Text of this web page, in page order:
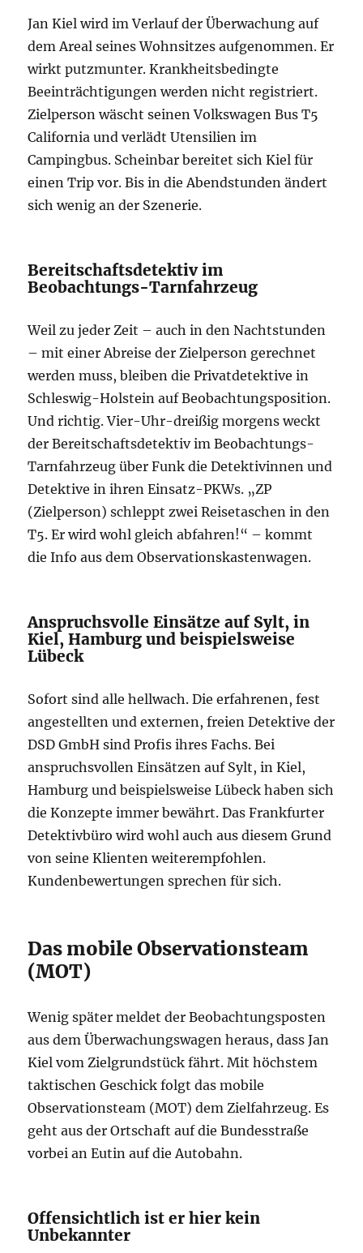
Jan Kiel wird im Verlauf der Überwachung auf
dem Areal seines Wohnsitzes aufgenommen. Er
wirkt putzmunter. Krankheitsbedingte
Beeinträchtigungen werden nicht registriert.
Zielperson wäscht seinen Volkswagen Bus T5
California und verlädt Utensilien im
Campingbus. Scheinbar bereitet sich Kiel für
einen Trip vor. Bis in die Abendstunden ändert
sich wenig an der Szenerie.
Bereitschaftsdetektiv im
Beobachtungs-Tarnfahrzeug
Weil zu jeder Zeit – auch in den Nachtstunden
– mit einer Abreise der Zielperson gerechnet
werden muss, bleiben die Privatdetektive in
Schleswig-Holstein auf Beobachtungsposition.
Und richtig. Vier-Uhr-dreißig morgens weckt
der Bereitschaftsdetektiv im Beobachtungs-
Tarnfahrzeug über Funk die Detektivinnen und
Detektive in ihren Einsatz-PKWs. „ZP
(Zielperson) schleppt zwei Reisetaschen in den
T5. Er wird wohl gleich abfahren!“ – kommt
die Info aus dem Observationskastenwagen.
Anspruchsvolle Einsätze auf Sylt, in
Kiel, Hamburg und beispielsweise
Lübeck
Sofort sind alle hellwach. Die erfahrenen, fest
angestellten und externen, freien Detektive der
DSD GmbH sind Profis ihres Fachs. Bei
anspruchsvollen Einsätzen auf Sylt, in Kiel,
Hamburg und beispielsweise Lübeck haben sich
die Konzepte immer bewährt. Das Frankfurter
Detektivbüro wird wohl auch aus diesem Grund
von seine Klienten weiterempfohlen.
Kundenbewertungen sprechen für sich.
Das mobile Observationsteam
(MOT)
Wenig später meldet der Beobachtungsposten
aus dem Überwachungswagen heraus, dass Jan
Kiel vom Zielgrundstück fährt. Mit höchstem
taktischen Geschick folgt das mobile
Observationsteam (MOT) dem Zielfahrzeug. Es
geht aus der Ortschaft auf die Bundesstraße
vorbei an Eutin auf die Autobahn.
Offensichtlich ist er hier kein
Unbekannter